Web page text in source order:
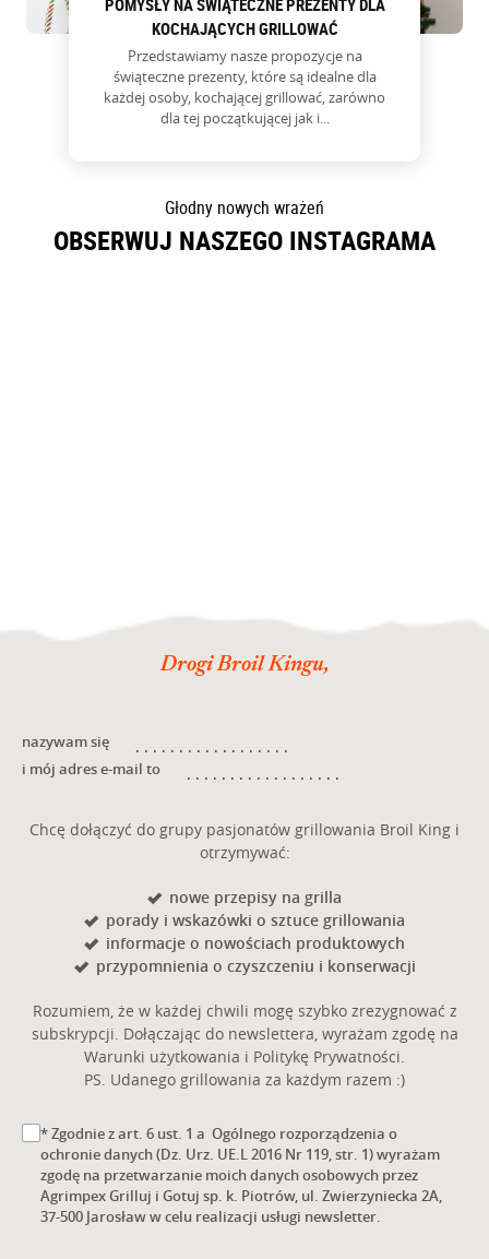
KOCHAJĄCYCH GRILLOWAĆ
Przedstawiamy nasze propozycje na
świąteczne prezenty, które są idealne dla
każdej osoby, kochającej grillować, zarówno
dla tej początkującej jak i...
Głodny nowych wrażeń
OBSERWUJ NASZEGO INSTAGRAMA
Drogi Broil Kingu,
nazywam się
i mój adres e-mail to
Chcę dołączyć do grupy pasjonatów grillowania Broil King i
otrzymywać:
nowe przepisy na grilla
porady i wskazówki o sztuce grillowania
informacje o nowościach produktowych
przypomnienia o czyszczeniu i konserwacji
Rozumiem, że w każdej chwili mogę szybko zrezygnować z
subskrypcji. Dołączając do newslettera, wyrażam zgodę na
Warunki użytkowania i Politykę Prywatności.
PS. Udanego grillowania za każdym razem :)
* Zgodnie z art. 6 ust. 1 a Ogólnego rozporządzenia o
ochronie danych (Dz. Urz. UE.L 2016 Nr 119, str. 1) wyrażam
zgodę na przetwarzanie moich danych osobowych przez
Agrimpex Grilluj i Gotuj sp. k. Piotrów, ul. Zwierzyniecka 2A,
37-500 Jarosław w celu realizacji usługi newsletter.